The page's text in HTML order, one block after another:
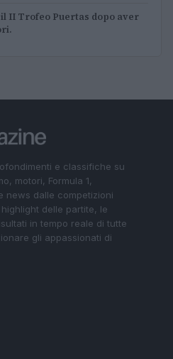
II Trofeo Puertas dopo aver
e classifiche su
motori, Formula 1,
news dalle competizioni
delle partite, le
in tempo reale di tutte
gli appassionati di